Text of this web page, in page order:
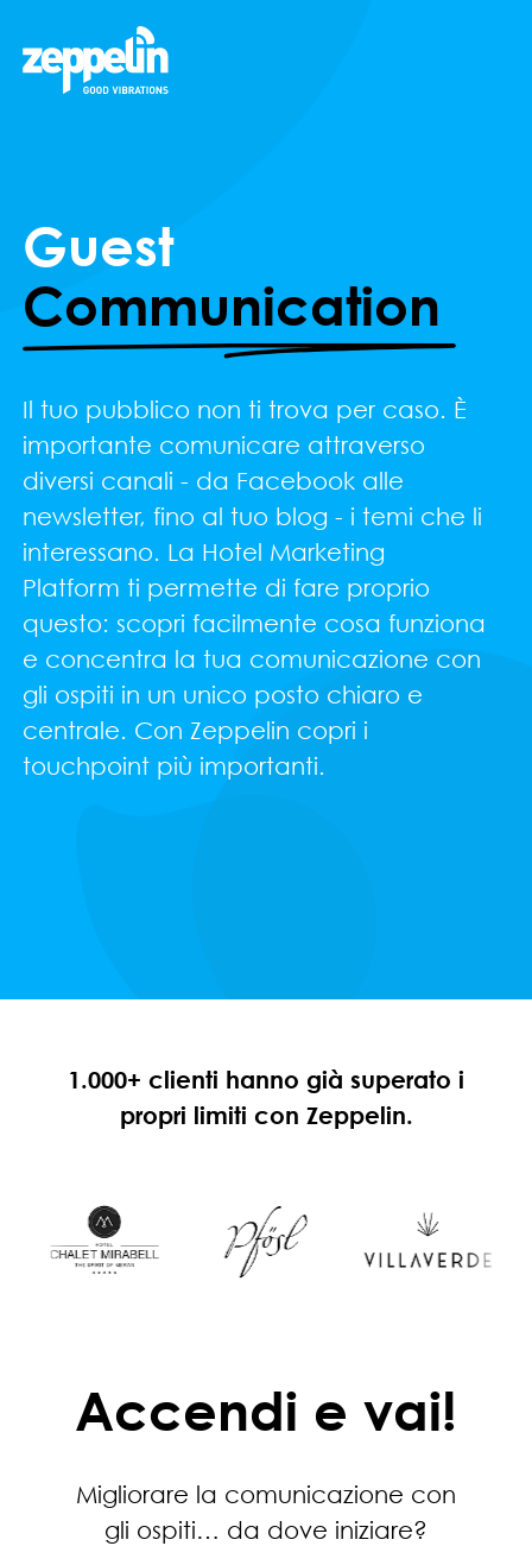
Guest
Communication
Il tuo pubblico non ti trova per caso. È
importante comunicare attraverso
diversi canali - da Facebook alle
newsletter, fino al tuo blog - i temi che li
interessano. La Hotel Marketing
Platform ti permette di fare proprio
questo: scopri facilmente cosa funziona
e concentra la tua comunicazione con
gli ospiti in un unico posto chiaro e
centrale. Con Zeppelin copri i
touchpoint più importanti.
1.000+ clienti hanno già superato i
propri limiti con Zeppelin.
Accendi e vai!
Migliorare la comunicazione con
gli ospiti… da dove iniziare?